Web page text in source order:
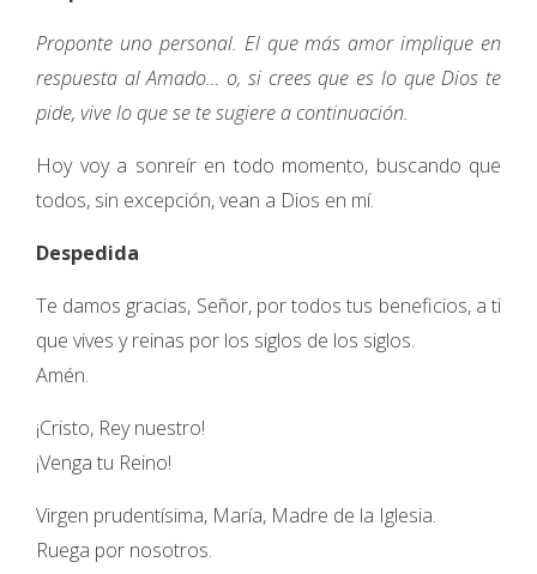
Proponte uno personal. El que más amor implique en
respuesta al Amado… o, si crees que es lo que Dios te
pide, vive lo que se te sugiere a continuación.
Hoy voy a sonreír en todo momento, buscando que
todos, sin excepción, vean a Dios en mí.
Despedida
Te damos gracias, Señor, por todos tus beneficios, a ti
que vives y reinas por los siglos de los siglos.
Amén.
¡Cristo, Rey nuestro!
¡Venga tu Reino!
Virgen prudentísima, María, Madre de la Iglesia.
Ruega por nosotros.